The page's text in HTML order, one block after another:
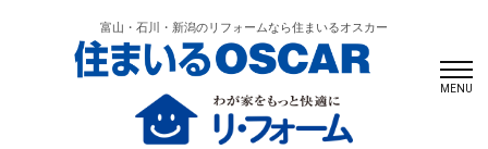
富山・石川・新潟のリフォームなら住まいるオスカー
MENU